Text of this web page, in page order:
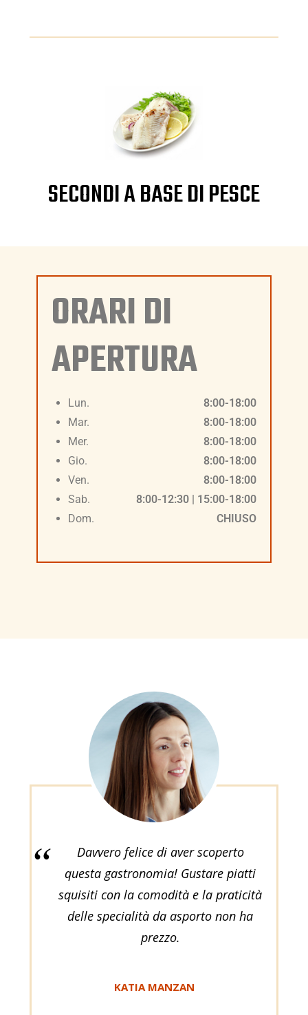
SECONDI A BASE DI PESCE
ORARI DI
APERTURA
Lun.
8:00-18:00
Mar.
8:00-18:00
Mer.
8:00-18:00
Gio.
8:00-18:00
Ven.
8:00-18:00
Sab.
8:00-12:30 | 15:00-18:00
Dom.
CHIUSO
Davvero felice di aver scoperto
questa gastronomia! Gustare piatti
squisiti con la comodità e la praticità
delle specialità da asporto non ha
prezzo.
KATIA MANZAN